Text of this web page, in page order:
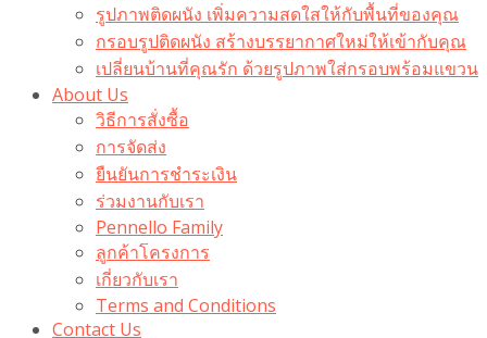
รูปภาพติดผนัง เพิ่มความสดใสให้กับพื้นที่ของคุณ
กรอบรูปติดผนัง สร้างบรรยากาศใหม่ให้เข้ากับคุณ
เปลี่ยนบ้านที่คุณรัก ด้วยรูปภาพใส่กรอบพร้อมแขวน​
About Us
วิธีการสั่งซื้อ
การจัดส่ง
ยืนยันการชำระเงิน
ร่วมงานกับเรา
Pennello Family
ลูกค้าโครงการ
เกี่ยวกับเรา
Terms and Conditions
Contact Us